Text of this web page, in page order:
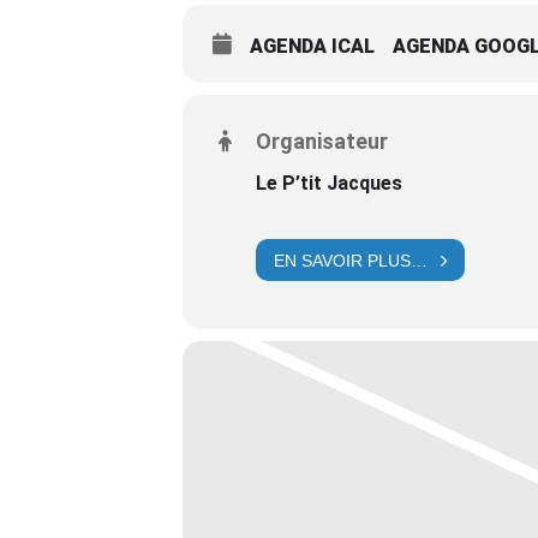
AGENDA ICAL AGENDA
Organisateur
Le P’tit Jacques
EN SAVOIR PLUS…